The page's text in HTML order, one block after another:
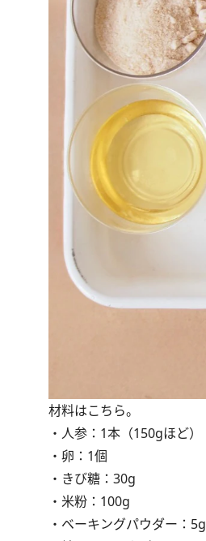
材料はこちら。
・人参：1本（150gほど）
・卵：1個
・きび糖：30g
・米粉：100g
・ベーキングパウダー：5g